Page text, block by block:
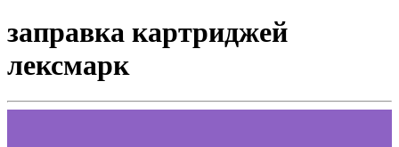
заправка картриджей
лексмарк